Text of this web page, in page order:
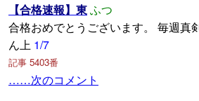
【合格速報】東ふつ
合格おめでとうございます。 毎週真
ん上 1/7
記事 5403番
……次のコメント